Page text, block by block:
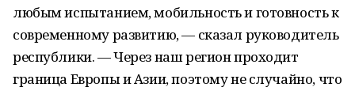
любым испытанием, мобильность и готовность к
современному развитию, — сказал руководитель
республики. — Через наш регион проходит
граница Европы и Азии, поэтому не случайно, что